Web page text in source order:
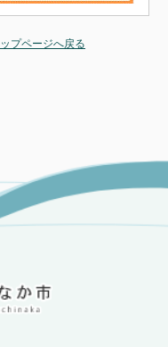
ップページへ戻る